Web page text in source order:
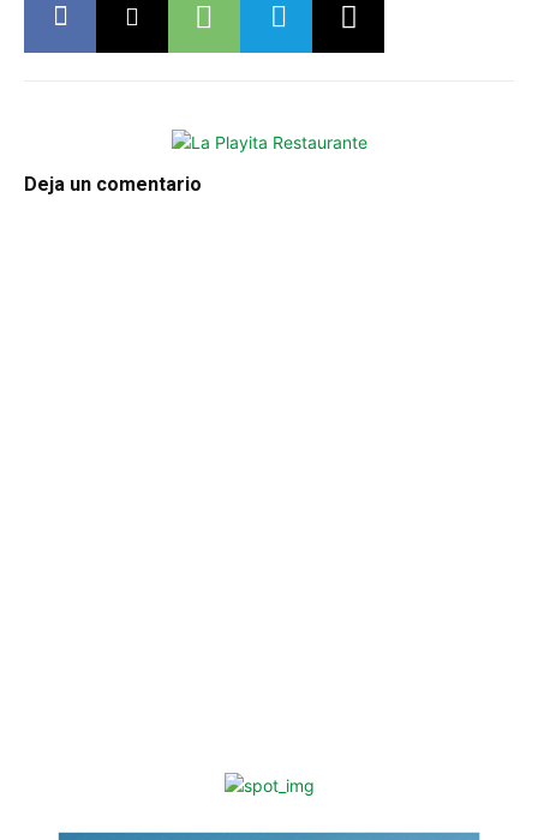
Deja un comentario